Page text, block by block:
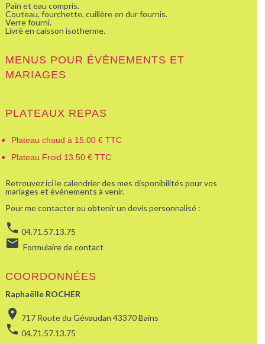
Pain et eau compris.
Couteau, fourchette, cuillère en dur fournis.
Verre fourni.
Livré en caisson isotherme.
MENUS POUR ÉVÉNEMENTS ET
MARIAGES
PLATEAUX REPAS
Plateau chaud à 15.00 € TTC
Plateau Froid 13.50 € TTC
Retrouvez ici le calendrier des mes disponibilités pour vos
mariages et événements à venir.
Pour me contacter ou obtenir un devis personnalisé :
phone 04.71.57.13.75
emailFormulaire de contact
COORDONNÉES
Raphaëlle ROCHER
location_on 717 Route du Gévaudan 43370 Bains
phone 04.71.57.13.75